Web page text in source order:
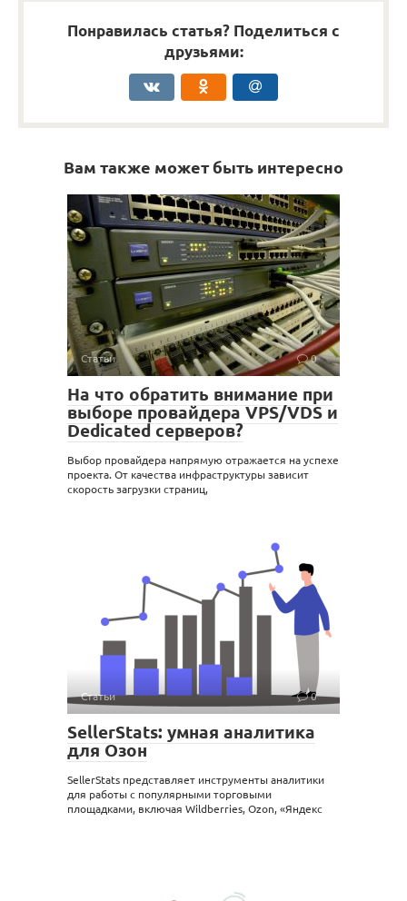
Понравилась статья? Поделиться с
друзьями:
Вам также может быть интересно
Статьи 0
На что обратить внимание при
выборе провайдера VPS/VDS и
Dedicated серверов?
Выбор провайдера напрямую отражается на успехе
проекта. От качества инфраструктуры зависит
скорость загрузки страниц,
Статьи 0
SellerStats: умная аналитика
для Озон
SellerStats представляет инструменты аналитики
для работы с популярными торговыми
площадками, включая Wildberries, Ozon, «Яндекс